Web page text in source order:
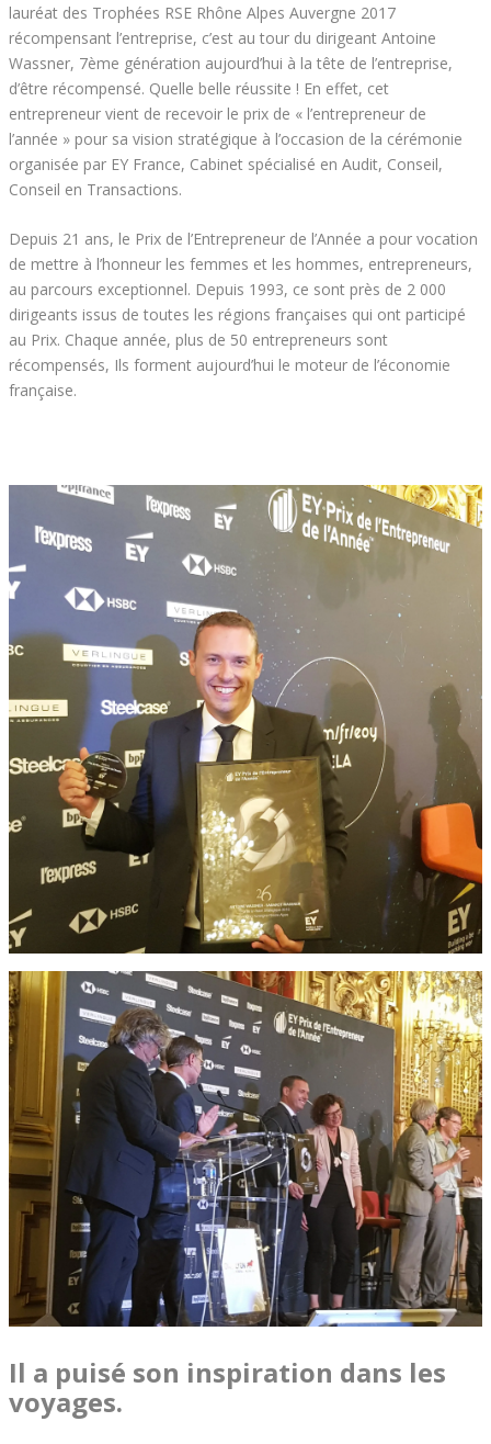
lauréat des Trophées RSE Rhône Alpes Auvergne 2017
récompensant l’entreprise, c’est au tour du dirigeant Antoine
Wassner, 7ème génération aujourd’hui à la tête de l’entreprise,
d’être récompensé. Quelle belle réussite ! En effet, cet
entrepreneur vient de recevoir le prix de « l’entrepreneur de
l’année » pour sa vision stratégique à l’occasion de la cérémonie
organisée par EY France, Cabinet spécialisé en Audit, Conseil,
Conseil en Transactions.
Depuis 21 ans, le Prix de l’Entrepreneur de l’Année a pour vocation
de mettre à l’honneur les femmes et les hommes, entrepreneurs,
au parcours exceptionnel. Depuis 1993, ce sont près de 2 000
dirigeants issus de toutes les régions françaises qui ont participé
au Prix. Chaque année, plus de 50 entrepreneurs sont
récompensés, Ils forment aujourd’hui le moteur de l’économie
française.
Il a puisé son inspiration dans les
voyages.